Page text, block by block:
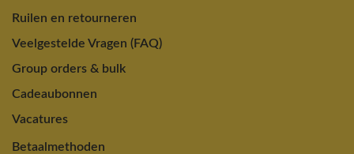
Ruilen en retourneren
Veelgestelde Vragen (FAQ)
Group orders & bulk
Cadeaubonnen
Vacatures
Betaalmethoden